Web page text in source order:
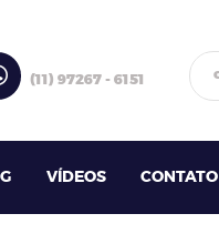
(11) 97267 - 6151
VÍDEOS CONTATO